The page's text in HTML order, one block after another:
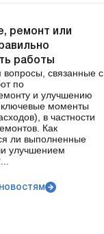
ремонт или
работы
вопросы, связанные с
по
и улучшению
ключевые моменты
в частности
Как
ли выполненные
улучшением